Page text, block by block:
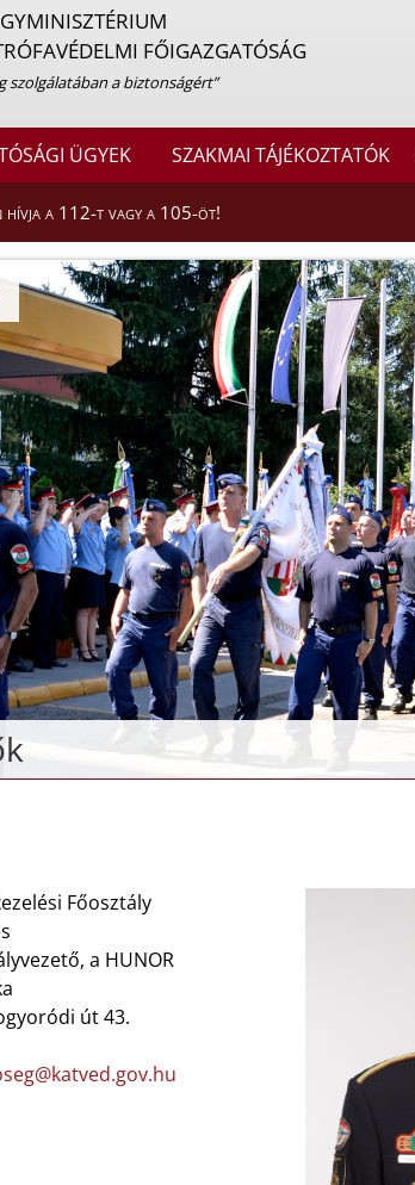
FŐIGAZGATÓSÁG
szolgálatában a biztonságért”
ÜGYEK SZAKMAI TÁJÉKOZTATÓK
hívja a 112-t vagy a 105-öt!
Főosztály
a HUNOR
út 43.